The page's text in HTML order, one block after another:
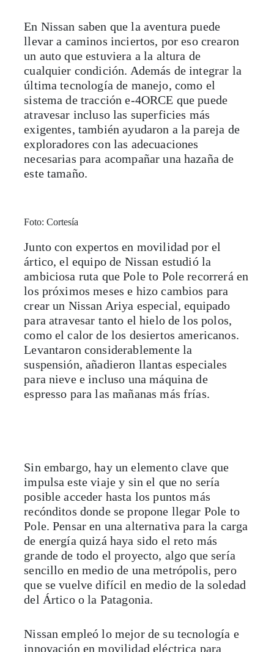
En Nissan saben que la aventura puede
llevar a caminos inciertos, por eso crearon
un auto que estuviera a la altura de
cualquier condición. Además de integrar la
última tecnología de manejo, como el
sistema de tracción e-4ORCE que puede
atravesar incluso las superficies más
exigentes, también ayudaron a la pareja de
exploradores con las adecuaciones
necesarias para acompañar una hazaña de
este tamaño.
Foto: Cortesía
Junto con expertos en movilidad por el
ártico, el equipo de Nissan estudió la
ambiciosa ruta que Pole to Pole recorrerá en
los próximos meses e hizo cambios para
crear un Nissan Ariya especial, equipado
para atravesar tanto el hielo de los polos,
como el calor de los desiertos americanos.
Levantaron considerablemente la
suspensión, añadieron llantas especiales
para nieve e incluso una máquina de
espresso para las mañanas más frías.
Sin embargo, hay un elemento clave que
impulsa este viaje y sin el que no sería
posible acceder hasta los puntos más
recónditos donde se propone llegar Pole to
Pole. Pensar en una alternativa para la carga
de energía quizá haya sido el reto más
grande de todo el proyecto, algo que sería
sencillo en medio de una metrópolis, pero
que se vuelve difícil en medio de la soledad
del Ártico o la Patagonia.
Nissan empleó lo mejor de su tecnología e
innovación en movilidad eléctrica para